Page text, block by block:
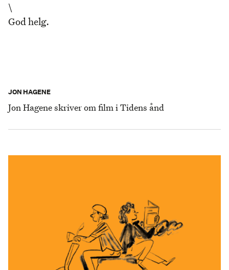
\
God helg.
JON HAGENE
Jon Hagene skriver om film i Tidens ånd